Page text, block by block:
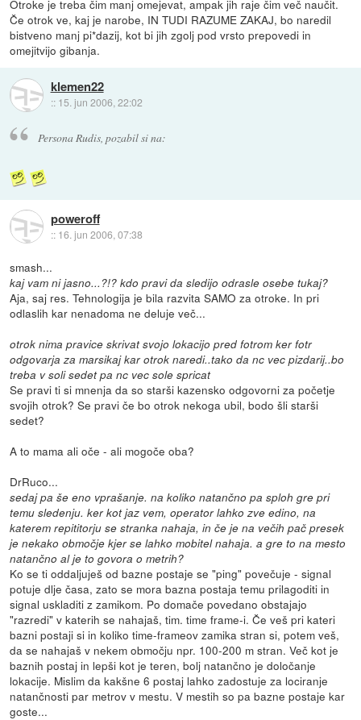
Otroke je treba čim manj omejevat, ampak jih raje čim več naučit.
Če otrok ve, kaj je narobe, IN TUDI RAZUME ZAKAJ, bo naredil
bistveno manj pi*dazij, kot bi jih zgolj pod vrsto prepovedi in
omejitvijo gibanja.
klemen22
:: 15. jun 2006, 22:02
Persona Rudis, pozabil si na:
poweroff
:: 16. jun 2006, 07:38
smash...
kaj vam ni jasno...?!? kdo pravi da sledijo odrasle osebe tukaj?
Aja, saj res. Tehnologija je bila razvita SAMO za otroke. In pri
odlaslih kar nenadoma ne deluje več...
otrok nima pravice skrivat svojo lokacijo pred fotrom ker fotr
odgovarja za marsikaj kar otrok naredi..tako da nc vec pizdarij..bo
treba v soli sedet pa nc vec sole spricat
Se pravi ti si mnenja da so starši kazensko odgovorni za početje
svojih otrok? Se pravi če bo otrok nekoga ubil, bodo šli starši
sedet?
A to mama ali oče - ali mogoče oba?
DrRuco...
sedaj pa še eno vprašanje. na koliko natančno pa sploh gre pri
temu sledenju. ker kot jaz vem, operator lahko zve edino, na
katerem repititorju se stranka nahaja, in če je na večih pač presek
je nekako območje kjer se lahko mobitel nahaja. a gre to na mesto
natančno al je to govora o metrih?
Ko se ti oddaljuješ od bazne postaje se "ping" povečuje - signal
potuje dlje časa, zato se mora bazna postaja temu prilagoditi in
signal uskladiti z zamikom. Po domače povedano obstajajo
"razredi" v katerih se nahajaš, tim. time frame-i. Če veš pri kateri
bazni postaji si in koliko time-frameov zamika stran si, potem veš,
da se nahajaš v nekem območju npr. 100-200 m stran. Več kot je
baznih postaj in lepši kot je teren, bolj natančno je določanje
lokacije. Mislim da kakšne 6 postaj lahko zadostuje za lociranje
natančnosti par metrov v mestu. V mestih so pa bazne postaje kar
goste...